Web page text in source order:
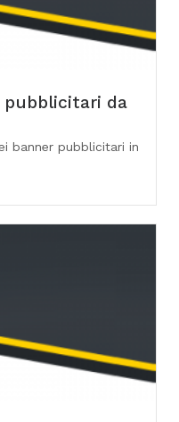
pubblicitari da
banner pubblicitari in